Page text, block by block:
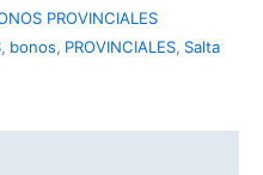
PROVINCIALES
, bonos, PROVINCIALES, Salta